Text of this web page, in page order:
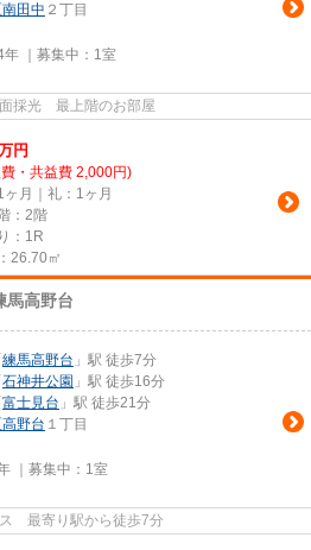
南田中 ２丁目
｜募集中： 1室
採光 最上階のお部屋
円
・共益費 2,000円)
ヶ月｜礼：1ヶ月
：2階
：1R
26.70㎡
馬高野台
練馬高野台 」駅 徒歩7分
石神井公園 」駅 徒歩16分
富士見台 」駅 徒歩21分
高野台 １丁目
｜募集中： 1室
最寄り駅から徒歩7分